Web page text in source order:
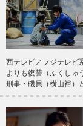
西テレビ／フジテレ
よりも復讐（ふくしゅ
刑事・磯貝（横山裕）